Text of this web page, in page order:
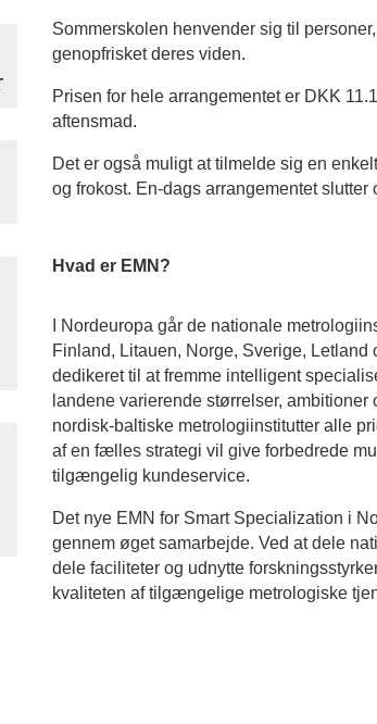
Sommerskolen henvender sig til
genopfrisket deres viden.
Prisen for hele arrangementet er DKK
aftensmad.
Det er også muligt at tilmelde sig en
og frokost. En-dags arrangementet slutter
Hvad er EMN?
I Nordeuropa går de nationale
Finland, Litauen, Norge, Sverige,
dedikeret til at fremme intelligent
landene varierende størrelser, ambitioner
nordisk-baltiske metrologiinstitutter alle
af ​​en fælles strategi vil give forbedrede
tilgængelig kundeservice.
Det nye EMN for Smart Specialization i
gennem øget samarbejde. Ved at dele
dele faciliteter og udnytte
kvaliteten af ​​tilgængelige metrologiske